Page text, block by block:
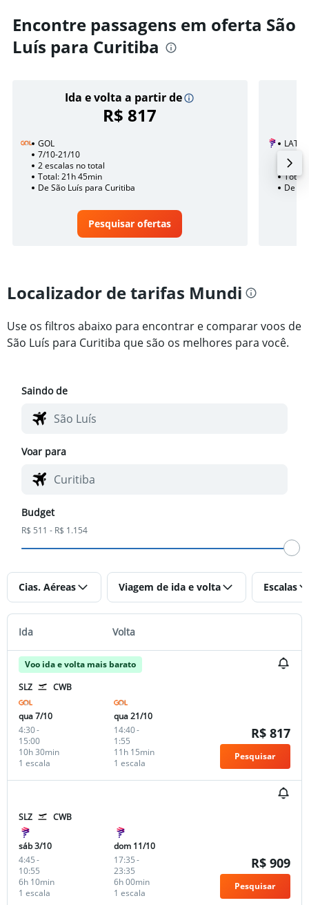
Encontre passagens em oferta São
Luís para Curitiba
Ida e volta a partir de
R$ 817
GOL
7/10-21/10
2 escalas no total
Total: 21h 45min
De São Luís para Curitiba
Pesquisar ofertas
23/10
2
Total:
De
Localizador de tarifas Mundi
Use os filtros abaixo para encontrar e comparar voos de
São Luís para Curitiba que são os melhores para você.
Saindo de
Voar para
Budget
R$ 511 - R$ 1.154
Cias. Aéreas Viagem de ida e volta Escalas
Ida Volta
Voo ida e volta mais barato
SLZ
CWB
qua 7/10
4:30-
15:00
1 escala
10h 30min
qua 21/10
14:40-
1:55
1 escala
11h 15min
R$ 817
Pesquisar
SLZ CWB
sáb 3/10
4:45-
10:55
1 escala
6h 10min
dom 11/10
17:35-
23:35
1 escala
6h 00min
R$ 909
Pesquisar